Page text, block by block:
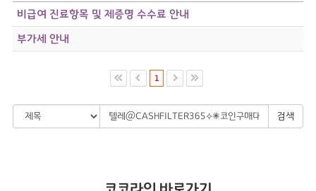
비급여 진료항목 및 제증명 수수료 안내
부가세 안내
1
검색